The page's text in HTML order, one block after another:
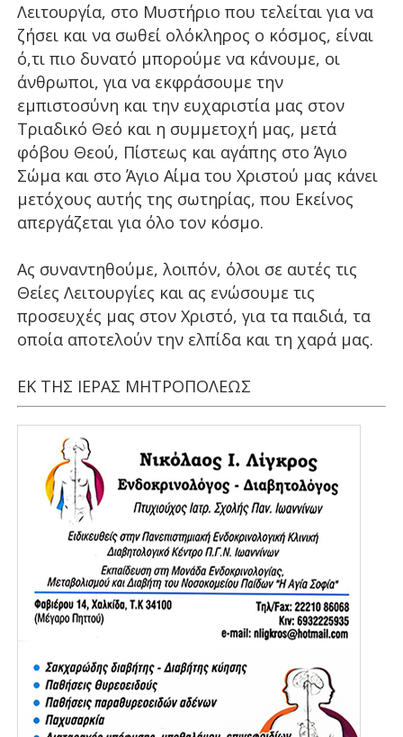
Λειτουργία, στο Μυστήριο που τελείται για να
ζήσει και να σωθεί ολόκληρος ο κόσμος, είναι
ό,τι πιο δυνατό μπορούμε να κάνουμε, οι
άνθρωποι, για να εκφράσουμε την
εμπιστοσύνη και την ευχαριστία μας στον
Τριαδικό Θεό και η συμμετοχή μας, μετά
φόβου Θεού, Πίστεως και αγάπης στο Άγιο
Σώμα και στο Άγιο Αίμα του Χριστού μας κάνει
μετόχους αυτής της σωτηρίας, που Εκείνος
απεργάζεται για όλο τον κόσμο.
Ας συναντηθούμε, λοιπόν, όλοι σε αυτές τις
Θείες Λειτουργίες και ας ενώσουμε τις
προσευχές μας στον Χριστό, για τα παιδιά, τα
οποία αποτελούν την ελπίδα και τη χαρά μας.
ΕΚ ΤΗΣ ΙΕΡΑΣ ΜΗΤΡΟΠΟΛΕΩΣ